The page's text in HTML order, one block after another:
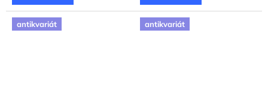
antikvariát antikvariát